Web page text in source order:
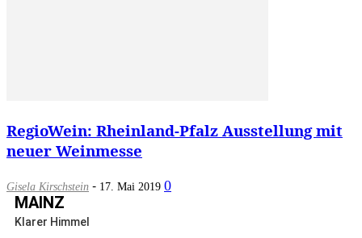
RegioWein: Rheinland-Pfalz Ausstellung mit
neuer Weinmesse
Gisela Kirschstein - 17. Mai 2019 0
MAINZ
Klarer Himmel